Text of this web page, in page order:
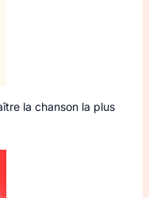
la chanson la plus